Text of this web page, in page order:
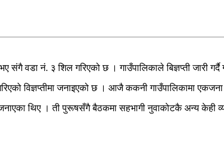
वडा नं. ३ शिल गरिएको छ । गाउँपालिकाले बिज्ञप्ती जारी गर्दै
विज्ञप्तीमा जनाइएको छ । आजै ककनी गाउँपालिकामा
थिए । ती पुरूषसँगै बैठकमा सहभागी नुवाकोटकै अन्य